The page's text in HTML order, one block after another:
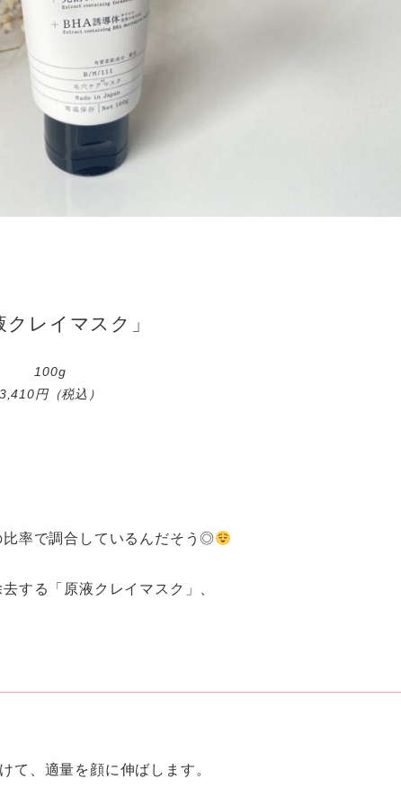
クレイマスク」
100g
円（税込）
比率で調合しているんだそう◎
する「原液クレイマスク」、
て、適量を顔に伸ばします。